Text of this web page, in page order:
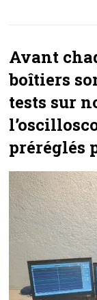
Avant
boîtiers
tests sur
préréglés